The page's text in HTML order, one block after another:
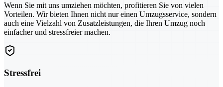
Wenn Sie mit uns umziehen möchten, profitieren Sie von vielen
Vorteilen. Wir bieten Ihnen nicht nur einen Umzugsservice, sondern
auch eine Vielzahl von Zusatzleistungen, die Ihren Umzug noch
einfacher und stressfreier machen.
Stressfrei